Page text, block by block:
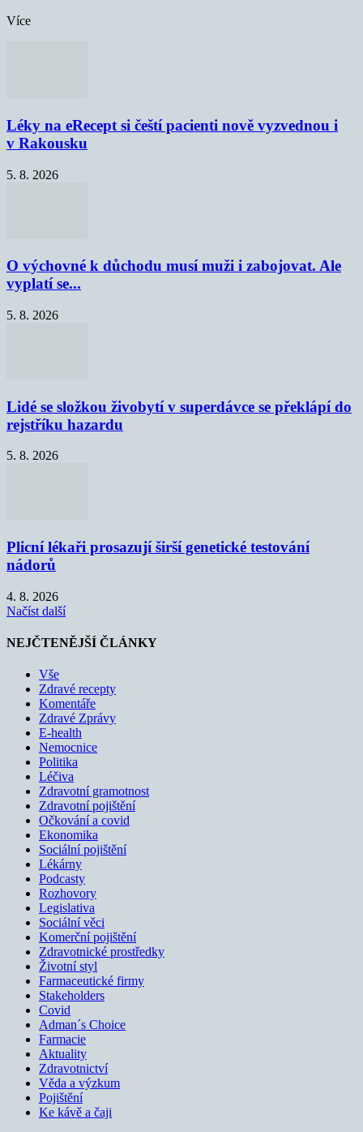
Více
Léky na eRecept si čeští pacienti nově vyzvednou i
v Rakousku
5. 8. 2026
O výchovné k důchodu musí muži i zabojovat. Ale
vyplatí se...
5. 8. 2026
Lidé se složkou živobytí v superdávce se překlápí do
rejstříku hazardu
5. 8. 2026
Plicní lékaři prosazují širší genetické testování
nádorů
4. 8. 2026
Načíst další
NEJČTENĚJŠÍ ČLÁNKY
Vše
Zdravé recepty
Komentáře
Zdravé Zprávy
E-health
Nemocnice
Politika
Léčiva
Zdravotní gramotnost
Zdravotní pojištění
Očkování a covid
Ekonomika
Sociální pojištění
Lékárny
Podcasty
Rozhovory
Legislativa
Sociální věci
Komerční pojištění
Zdravotnické prostředky
Životní styl
Farmaceutické firmy
Stakeholders
Covid
Adman´s Choice
Farmacie
Aktuality
Zdravotnictví
Věda a výzkum
Pojištění
Ke kávě a čaji